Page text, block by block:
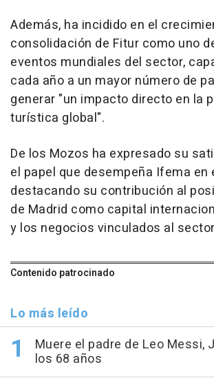
Además, ha incidido en el
consolidación de Fitur como uno
eventos mundiales del sector,
cada año a un mayor número de
generar "un impacto directo en la
turística global".
De los Mozos ha expresado su
el papel que desempeña Ifema en
destacando su contribución al
de Madrid como capital
y los negocios vinculados al
Contenido patrocinado
Lo más leído
Muere el padre de Leo Messi,
los 68 años